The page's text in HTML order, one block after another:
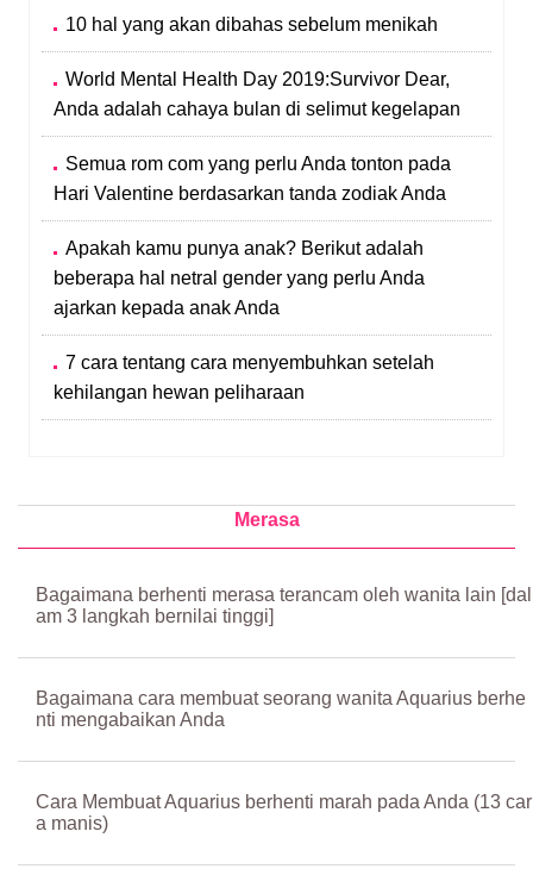
10 hal yang akan dibahas sebelum menikah
World Mental Health Day 2019:Survivor Dear,
Anda adalah cahaya bulan di selimut kegelapan
Semua rom com yang perlu Anda tonton pada
Hari Valentine berdasarkan tanda zodiak Anda
Apakah kamu punya anak? Berikut adalah
beberapa hal netral gender yang perlu Anda
ajarkan kepada anak Anda
7 cara tentang cara menyembuhkan setelah
kehilangan hewan peliharaan
Merasa
Bagaimana berhenti merasa terancam oleh wanita lain [dal
am 3 langkah bernilai tinggi]
Bagaimana cara membuat seorang wanita Aquarius berhe
nti mengabaikan Anda
Cara Membuat Aquarius berhenti marah pada Anda (13 car
a manis)